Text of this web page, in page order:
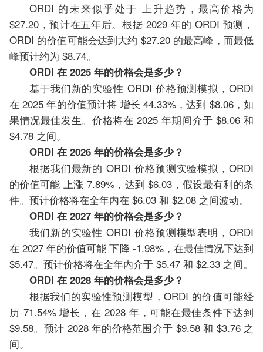
ORDI 的未来似乎处于 上升趋势，最高价格为
$27.20，预计在五年后。根据 2029 年的 ORDI 预测，
ORDI 的价值可能会达到大约 $27.20 的最高峰，而最低
峰预计约为 $8.74。
ORDI 在 2025 年的价格会是多少？
基于我们新的实验性 ORDI 价格预测模拟，ORDI
在 2025 年的价值预计将 增长 44.33%，达到 $8.06，如
果情况最佳发生。价格将在 2025 年期间介于 $8.06 和
$4.78 之间。
ORDI 在 2026 年的价格会是多少？
根据我们最新的 ORDI 价格预测实验模拟，ORDI
的价值可能 上涨 7.89%，达到 $6.03，假设最有利的条
件。预计价格将在全年内在 $6.03 和 $2.08 之间波动。
ORDI 在 2027 年的价格会是多少？
我们新的实验性 ORDI 价格预测模型表明，ORDI
在 2027 年的价值可能 下降 -1.98%，在最佳情况下达到
$5.47。预计价格将在全年内介于 $5.47 和 $2.33 之间。
ORDI 在 2028 年的价格会是多少？
根据我们的实验性预测模型，ORDI 的价值可能经
历 71.54% 增长，在 2028 年，可能在最佳条件下达到
$9.58。预计 2028 年的价格范围介于 $9.58 和 $3.76 之
间。